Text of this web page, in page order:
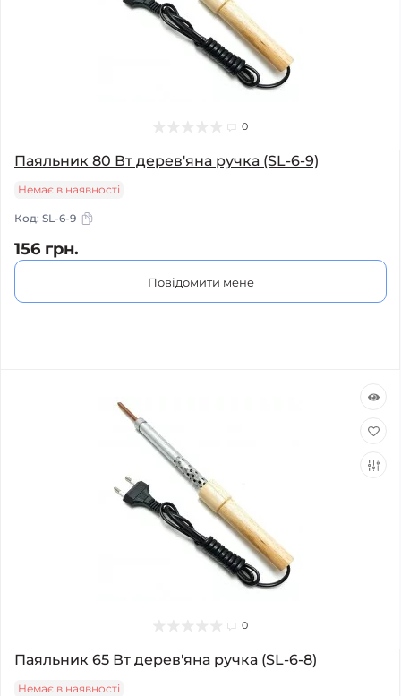
0
Паяльник 80 Вт дерев'яна ручка (SL-6-9)
Немає в наявності
Код: SL-6-9
156 грн.
Повідомити мене
0
Паяльник 65 Вт дерев'яна ручка (SL-6-8)
Немає в наявності